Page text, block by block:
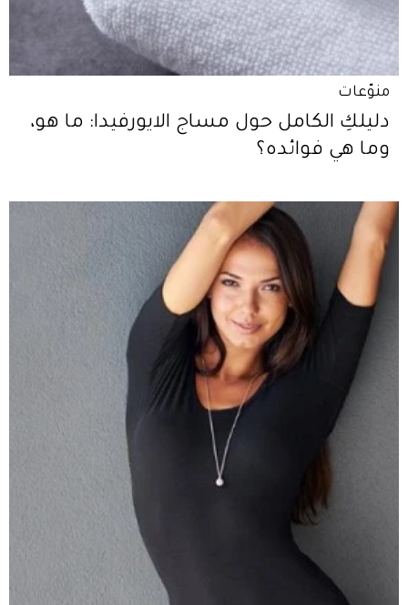
منوّعات
دليلكِ الكامل حول مساج الايورفيدا: ما هو،
وما هي فوائده؟